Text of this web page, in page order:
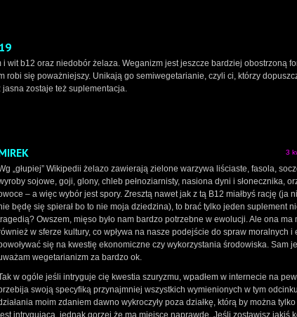
i wit b12 oraz niedobór żelaza. Weganizm jest jeszcze bardziej obostrzoną
robi się poważniejszy. Unikają go semiwegetarianie, czyli ci, którzy
jasna zostaje też suplementacja.
3
„głupiej” Wikipedii żelazo zawierają zielone warzywa liściaste, fasola,
sojowe, goji, glony, chleb pełnoziarnisty, nasiona dyni i słonecznika,
– a więc wybór jest spory. Zresztą nawet jak z tą B12 miałbyś rację (ja
będę się spierał bo to nie moja dziedzina), to brać tylko jeden suplement
Owszem, mięso było nam bardzo potrzebne w ewolucji. Ale ona ma
w sferze kultury, co wpływa na nasze podejście do spraw moralnych i
się na kwestię ekonomiczne czy wykorzystania środowiska. Sam
wegetarianizm za bardzo ok.
w ogóle jeśli intryguje cię kwestia szuryzmu, wpadłem w internecie na
swoją specyfiką przynajmniej wszystkich wymienionych w tym
moim zdaniem dawno wykroczyły poza działkę, którą by można
intrygująca, jednak gorzej że ma miejsce naprawdę. Jeśli zostawisz jakiś